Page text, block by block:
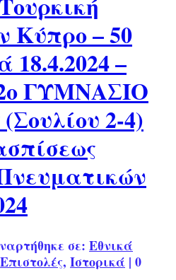
Κύπρο – 50
–
ΓΥΜΝΑΣΙΟ
2-4)
σε: Εθνικά
Επιστολές, Ιστορικά | 0